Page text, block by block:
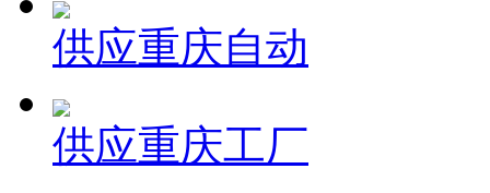
供应重庆自动
供应重庆工厂